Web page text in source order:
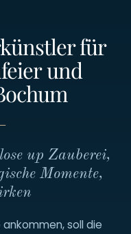
für
und
up Zauberei,
Momente,
ankommen, soll die